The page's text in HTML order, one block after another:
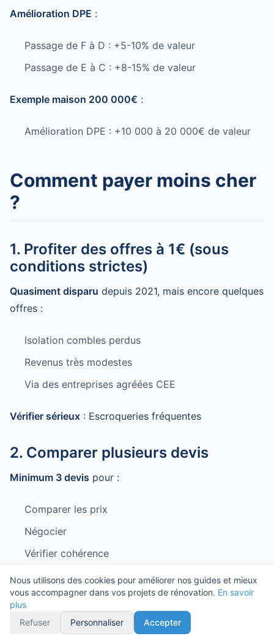
Amélioration DPE :
Passage de F à D : +5-10% de valeur
Passage de E à C : +8-15% de valeur
Exemple maison 200 000€ :
Amélioration DPE : +10 000 à 20 000€ de valeur
Comment payer moins cher
?
1. Profiter des offres à 1€ (sous
conditions strictes)
Quasiment disparu depuis 2021, mais encore quelques
offres :
Isolation combles perdus
Revenus très modestes
Via des entreprises agréées CEE
Vérifier sérieux : Escroqueries fréquentes
2. Comparer plusieurs devis
Minimum 3 devis pour :
Comparer les prix
Négocier
Vérifier cohérence
Écart acceptable: ±20% entre devis
3. Groupement d'achat
Nous utilisons des cookies pour améliorer nos guides et mieux
vous accompagner dans vos projets de rénovation. En savoir
plus
Refuser
Personnaliser Accepter